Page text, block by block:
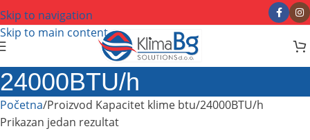
Skip to navigation
Skip to main content
24000BTU/h
Početna Proizvod Kapacitet klime btu 24000BTU/h
Prikazan jedan rezultat